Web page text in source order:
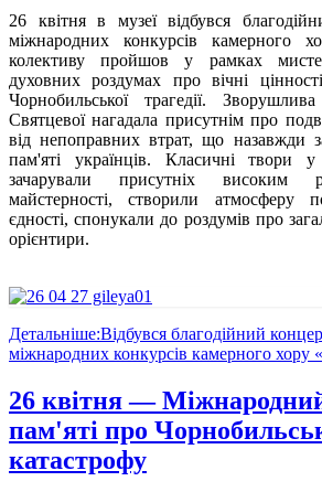
26 квітня в музеї відбувся
міжнародних конкурсів камерного
колективу пройшов у рамках
духовних роздумах про вічні
Чорнобильської трагедії.
Святцевої нагадала присутнім про
від непоправних втрат, що назавжди
пам'яті українців. Класичні твори у
зачарували присутніх високим
майстерності, створили атмосферу
єдності, спонукали до роздумів про
орієнтири.
Детальніше:Відбувся благодійний
міжнародних конкурсів камерного хору
26 квітня —
пам'яті про
катастрофу